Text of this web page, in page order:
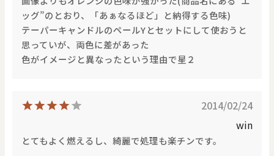
ッグ”のとおり、「あぁなるほど」と納得する色味)
テーパーキャンドルのペールYとセットにして使おうと
思っていが、両色に差があった
色がイメージと異なったという理由で星２
2014/02/24
win
とてもよく燃えるし、綺麗で処理も楽チンです。